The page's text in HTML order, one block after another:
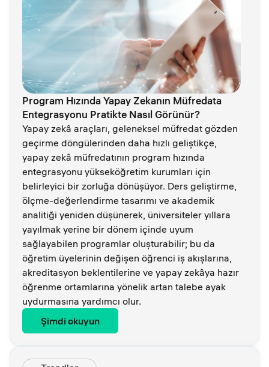
Program Hızında Yapay Zekanın Müfredata
Entegrasyonu Pratikte Nasıl Görünür?
Yapay zekâ araçları, geleneksel müfredat gözden
geçirme döngülerinden daha hızlı geliştikçe,
yapay zekâ müfredatının program hızında
entegrasyonu yükseköğretim kurumları için
belirleyici bir zorluğa dönüşüyor. Ders geliştirme,
ölçme-değerlendirme tasarımı ve akademik
analitiği yeniden düşünerek, üniversiteler yıllara
yayılmak yerine bir dönem içinde uyum
sağlayabilen programlar oluşturabilir; bu da
öğretim üyelerinin değişen öğrenci iş akışlarına,
akreditasyon beklentilerine ve yapay zekâya hazır
öğrenme ortamlarına yönelik artan talebe ayak
uydurmasına yardımcı olur.
Şimdi okuyun